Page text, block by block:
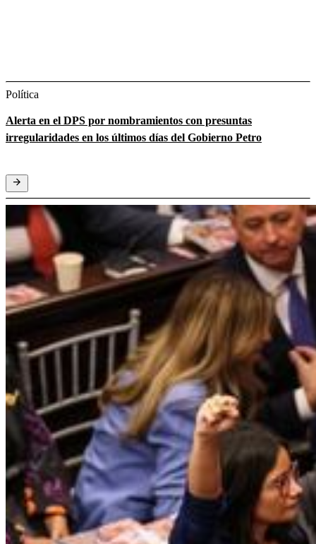
Política
Alerta en el DPS por nombramientos con presuntas
irregularidades en los últimos días del Gobierno Petro